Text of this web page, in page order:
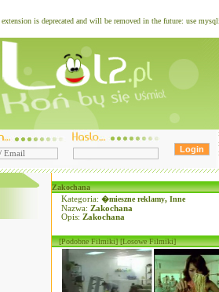
is deprecated and will be removed in the future: use
Zakochana
Kategoria: �mieszne reklamy, Inne
Nazwa: Zakochana
Opis: Zakochana
[Podobne Filmiki] [Losowe Filmiki]